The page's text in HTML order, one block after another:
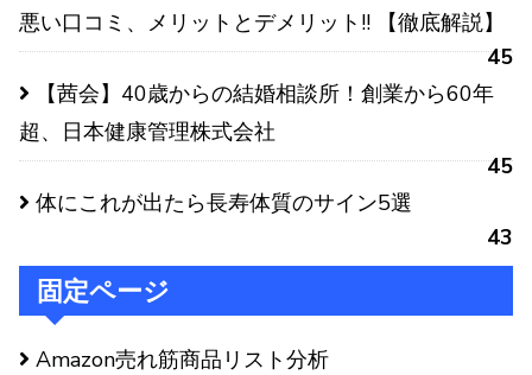
悪い口コミ、メリットとデメリット!! 【徹底解説】
45
【茜会】40歳からの結婚相談所！創業から60年
超、日本健康管理株式会社
45
体にこれが出たら長寿体質のサイン5選
43
固定ページ
Amazon売れ筋商品リスト分析